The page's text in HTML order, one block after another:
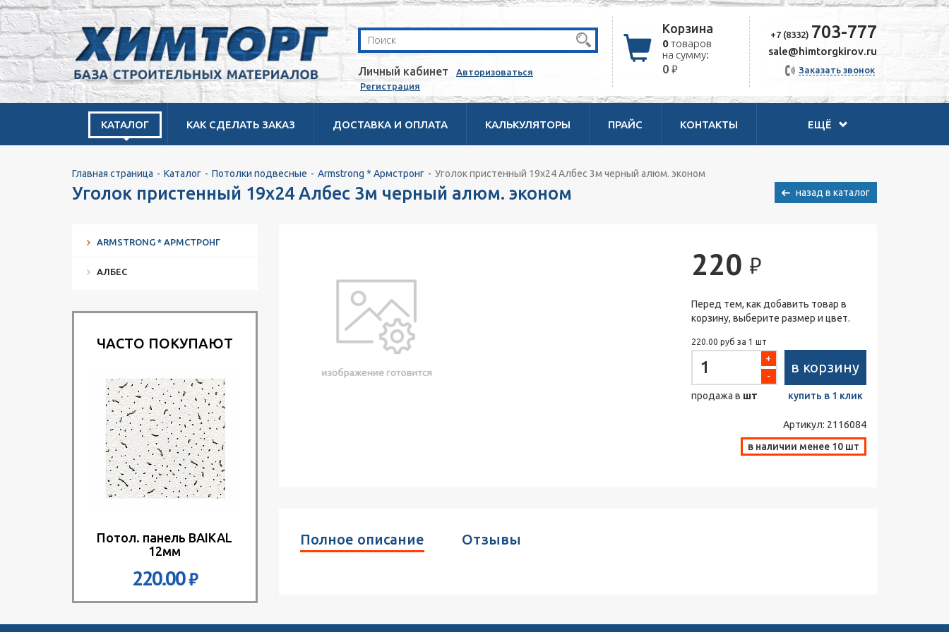
Личный кабинет
Авторизоваться
Регистрация
Корзина
0товаров
на сумму:
0 ₽
+7 (8332) 703-777
sale@himtorgkirov.ru
Заказать звонок
КАТАЛОГ КАК СДЕЛАТЬ ЗАКАЗ ДОСТАВКА И ОПЛАТА КАЛЬКУЛЯТОРЫ ПРАЙС КОНТАКТЫ ЕЩЁ
Главная страница Каталог Потолки подвесные Armstrong * Армстронг Уголок пристенный 19х24 Албес 3м черный алюм. эконом
Уголок пристенный 19х24 Албес 3м черный алюм. эконом назад в каталог
ARMSTRONG * АРМСТРОНГ
АЛБЕС
ЧАСТО ПОКУПАЮТ
Потол. панель BAIKAL
12мм
220.00₽
220 ₽
Перед тем, как добавить товар в
корзину, выберите размер и цвет.
220.00 руб за 1 шт
-
+
продажа в шт
в корзину
купить в 1 клик
Артикул: 2116084
в наличии менее 10 шт
Полное описание Отзывы